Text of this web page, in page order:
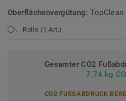
Oberflächenvergütung:TopClean
Rolle (1 Art.)
Gesamter CO2
7.74 kg CO
CO2 FUSSABDRUCK